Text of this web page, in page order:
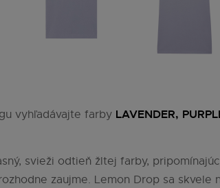
vyhľadávajte farby LAVENDER,
svieži odtieň žltej farby,
zaujme. Lemon Drop sa skvele